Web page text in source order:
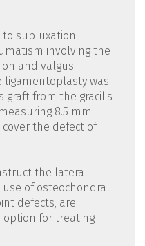
subluxation
involving the
and valgus
ligamentoplasty was
graft from the gracilis
8.5 mm
the defect of
the lateral
of osteochondral
defects, are
option for treating